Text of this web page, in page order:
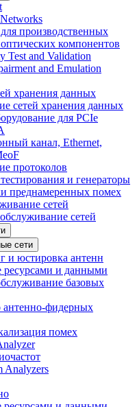
производственных
компонентов
Test and Validation
and Emulation
хранения данных
сетей хранения данных
для PCIe
канал, Ethernet,
протоколов
и генераторы
преднамеренных помех
сетей
сетей
сети
и юстировка антенн
ресурсами и данными
базовых
антенно-фидерных
помех
Analyzers